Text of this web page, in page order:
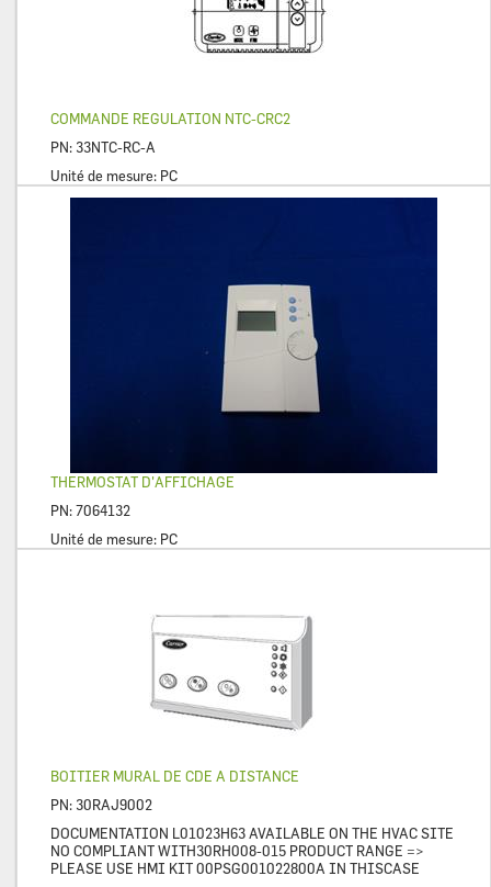
COMMANDE REGULATION NTC-CRC2
PN: 33NTC-RC-A
Unité de mesure: PC
THERMOSTAT D'AFFICHAGE
PN:7064132
Unité de mesure: PC
BOITIER MURAL DE CDE A DISTANCE
PN: 30RAJ9002
DOCUMENTATION L01023H63 AVAILABLE ON THE HVAC SITE
NO COMPLIANT WITH30RH008-015 PRODUCT RANGE =>
PLEASE USE HMI KIT 00PSG001022800A IN THISCASE